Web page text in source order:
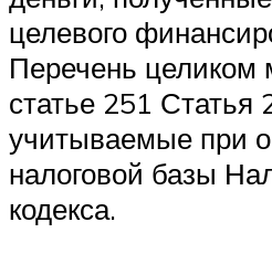
целевого
Перечень целиком
статье 251 Статья
учитываемые при
налоговой базы
кодекса.